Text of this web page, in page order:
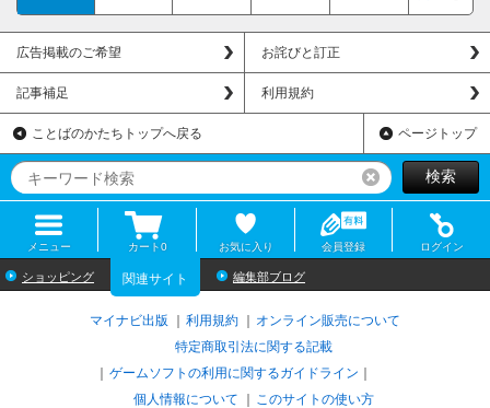
広告掲載のご希望 お詫びと訂正
記事補足 利用規約
ことばのかたちトップへ戻る ページトップ
リセット検索
メニュー カート0 お気に入り 会員登録 ログイン
ショッピング 関連サイト 編集部ブログ
マイナビ出版 利用規約
オンライン販売について
特定商取引法に関する記載
ゲームソフトの利用に関するガイドライン
個人情報について
このサイトの使い方